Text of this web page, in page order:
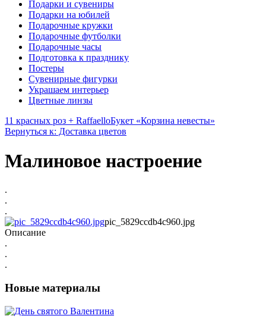
Подарки и сувениры
Подарки на юбилей
Подарочные кружки
Подарочные футболки
Подарочные часы
Подготовка к празднику
Постеры
Сувенирные фигурки
Украшаем интерьер
Цветные линзы
11 красных роз + RaffaelloБукет «Корзина невесты»
Вернуться к: Доставка цветов
Малиновое настроение
.
.
.
pic_5829ccdb4c960.jpg
Описание
.
.
.
Новые материалы